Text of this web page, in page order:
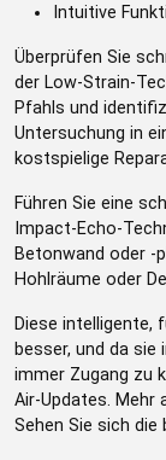
Intuitive
Überprüfen Sie
der Low-Strain-
Pfahls und
Untersuchung in
kostspielige
Führen Sie eine
Impact-Echo-
Betonwand oder -
Hohlräume oder
Diese intelligente,
besser, und da
immer Zugang zu
Air-Updates. Mehr
Sehen Sie sich die